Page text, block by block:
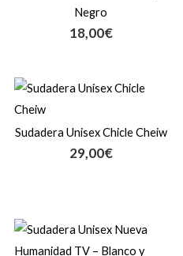
Negro
18,00€
Sudadera Unisex Chicle Cheiw
29,00€